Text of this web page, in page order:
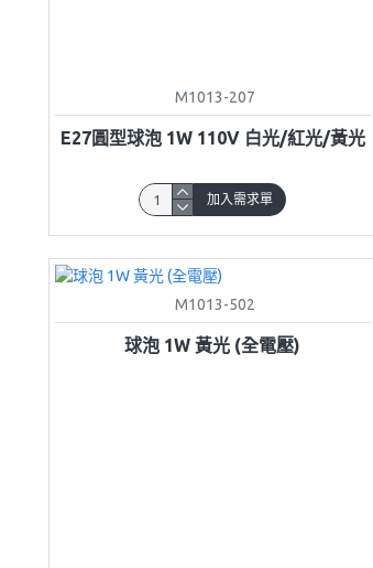
M1013-207
E27圓型球泡 1W 110V 白光/紅光/黃光
加入需求單
M1013-502
球泡 1W 黃光 (全電壓)